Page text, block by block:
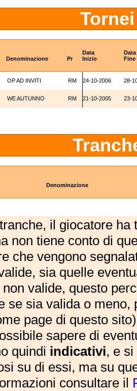
Data Data
Denominazione Pr Inizio Fine
OP AD INVITI RM 24-10-2006 28-
WE AUTUNNO RM 21-10-2005 23-
Denominazione
il giocatore
non tiene conto di
che vengono
sia quelle
valide, questo
se sia valida o
page di questo
sapere di
quindi indicativi, e
su di essi, ma su
consultare il